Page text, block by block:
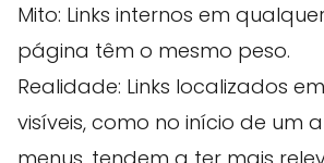
Mito: Links internos em
página têm o mesmo peso.
Realidade: Links localizados
visíveis, como no início de um